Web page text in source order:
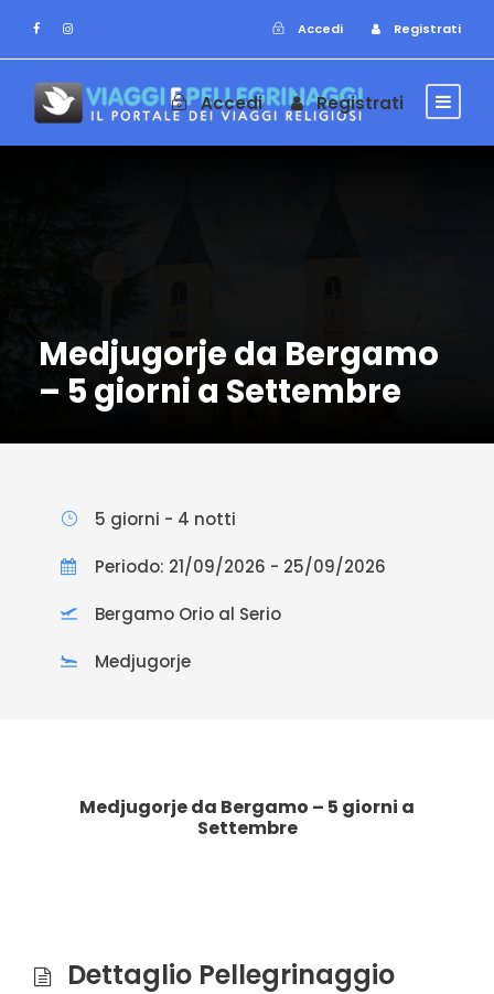
Accedi Registrati
Accedi Registrati
Medjugorje da Bergamo
– 5 giorni a Settembre
5 giorni - 4 notti
Periodo: 21/09/2026 - 25/09/2026
Bergamo Orio al Serio
Medjugorje
Medjugorje da Bergamo – 5 giorni a
Settembre
Dettaglio Pellegrinaggio